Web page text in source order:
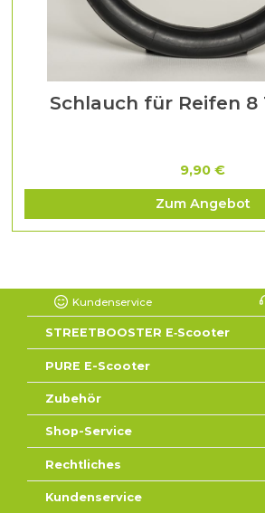
Schlauch für Reifen 8
9,90 €
Zum Angebot
Kundenservice
STREETBOOSTER E‑Scooter
PURE E-Scooter
Zubehör
Shop-Service
Rechtliches
Kundenservice